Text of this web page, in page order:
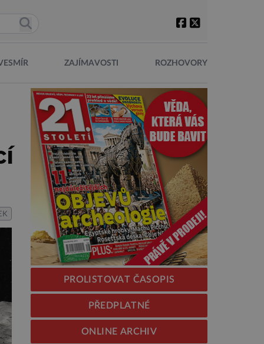
ZAJÍMAVOSTI ROZHOVORY
PROLISTOVAT ČASOPIS
PŘEDPLATNÉ
ONLINE ARCHIV